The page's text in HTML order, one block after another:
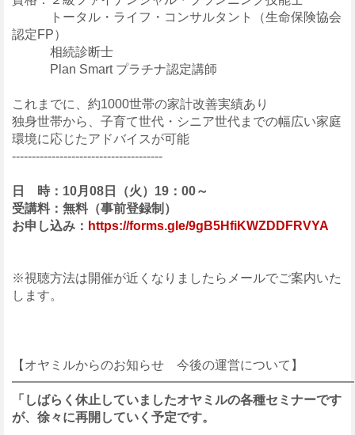
トータル・ライフ・コンサルタント（生命保険協会
認定FP）
相続診断士
Plan Smart プラチナ認定講師
これまでに、約1000世帯の家計改善実績あり
独身世帯から、子育て世代・シニア世代までの幅広い家庭
環境に応じたアドバイスが可能
--------------------------------------
日 時：10月08日（火）19：00～
受講料：無料（事前登録制）
お申し込み： https://forms.gle/9gB5HfiKWZDDFRVYA
※視聴方法は開催が近くなりましたらメールでご案内いた
します。
【オヤミルからのお知らせ 今後の運営について】
━━━━━━━━━━━━━━━━━━━━━━━━━━━
「しばらく休止していましたオヤミルの各種セミナーです
が、徐々に再開していく予定です。